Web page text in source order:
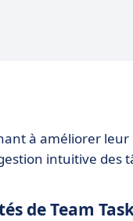
à améliorer
intuitive des
de Team